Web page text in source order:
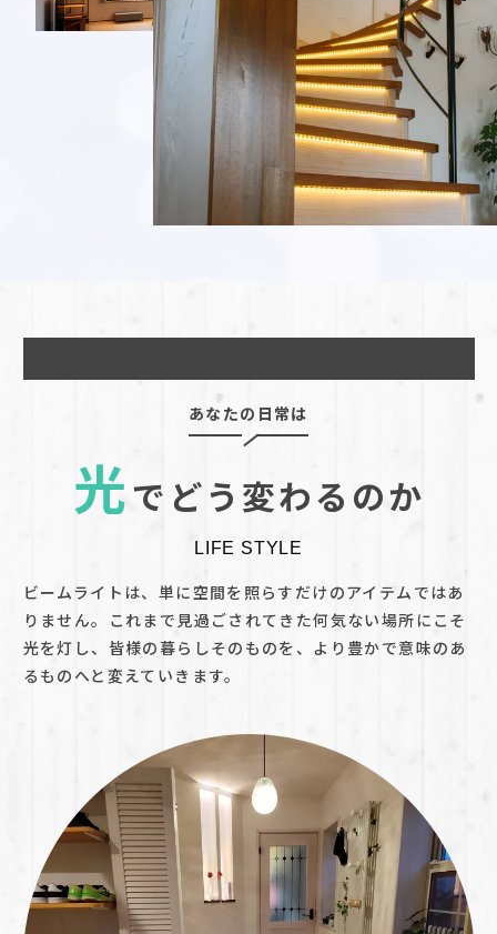
あなたの日常は
光でどう変わるのか
LIFE STYLE
ビームライトは、単に空間を照らすだけのアイテムではあ
りません。これまで見過ごされてきた何気ない場所にこそ
光を灯し、皆様の暮らしそのものを、より豊かで意味のあ
るものへと変えていきます。